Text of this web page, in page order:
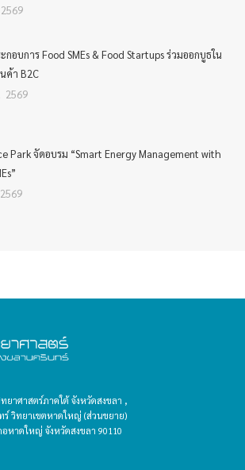
อบการ Food SMEs & Food Startups ร่วมออกบูธใน
ค้า B2C
2569
Park จัดอบรม “Smart Energy Management with
ยาศาสตร์ภาคใต้ จังหวัดสงขลา ,
วิทยาเขตหาดใหญ่ (ส่วนขยาย)
หาดใหญ่ จังหวัดสงขลา 90110